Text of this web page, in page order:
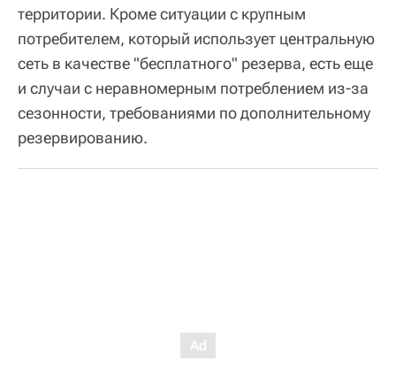
территории. Кроме ситуации с крупным
потребителем, который использует центральную
сеть в качестве "бесплатного" резерва, есть еще
и случаи с неравномерным потреблением из-за
сезонности, требованиями по дополнительному
резервированию.